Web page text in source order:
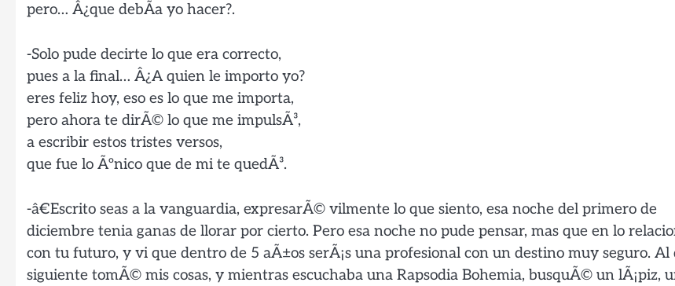
pero… Â¿que debÃ­a yo hacer?.
-Solo pude decirte lo que era correcto,
pues a la final… Â¿A quien le importo yo?
eres feliz hoy, eso es lo que me importa,
pero ahora te dirÃ© lo que me impulsÃ³,
a escribir estos tristes versos,
que fue lo Ãºnico que de mi te quedÃ³.
-â€Escrito seas a la vanguardia, expresarÃ© vilmente lo que siento, esa noche del primero de
diciembre tenia ganas de llorar por cierto. Pero esa noche no pude pensar, mas que en lo
con tu futuro, y vi que dentro de 5 aÃ±os serÃ¡s una profesional con un destino muy seguro. Al
siguiente tomÃ© mis cosas, y mientras escuchaba una Rapsodia Bohemia, busquÃ© un lÃ¡piz,